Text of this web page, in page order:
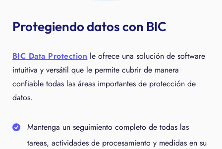
Protegiendo datos con BIC
BIC Data Protection le ofrece una solución de software
intuitiva y versátil que le permite cubrir de manera
confiable todas las áreas importantes de protección de
datos.
Mantenga un seguimiento completo de todas las
tareas, actividades de procesamiento y medidas en su